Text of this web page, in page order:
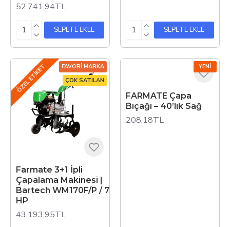
52.741,94TL
SEPETE EKLE SEPETE EKLE
ÇOK SATILAN
ÖZEL ETIKET FAVORI MARKA
Farmate 3+1 İpli
Çapalama Makinesi |
Bartech WM170F/P / 7
HP
43.193,95TL
YENI
FARMATE Çapa
Bıçağı – 40’lık Sağ
208,18TL